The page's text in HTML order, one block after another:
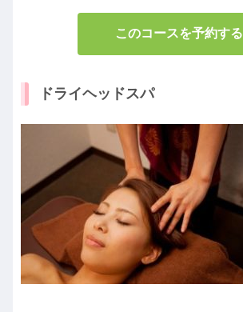
このコースを予約する
ドライヘッドスパ